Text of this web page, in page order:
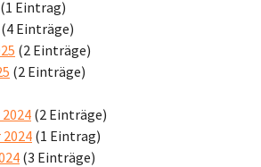
(1 Eintrag)
(4 Einträge)
(2 Einträge)
(2 Einträge)
(2 Einträge)
(1 Eintrag)
(3 Einträge)